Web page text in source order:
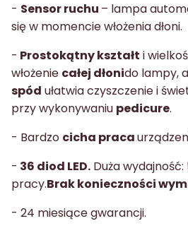
- Sensor ruchu – lampa
się w momencie włożenia dłoni.
- Prostokątny kształt i
włożenie całej dłonido lampy, a
spód ułatwia czyszczenie i
przy wykonywaniu pedicure.
- Bardzo cicha praca
- 36 diod LED. Duża
pracy.Brak konieczności
- 24 miesiące gwarancji.